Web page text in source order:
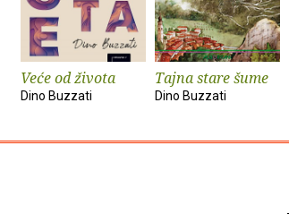
Veće od života
Dino Buzzati
Tajna stare šume
Dino Buzzati